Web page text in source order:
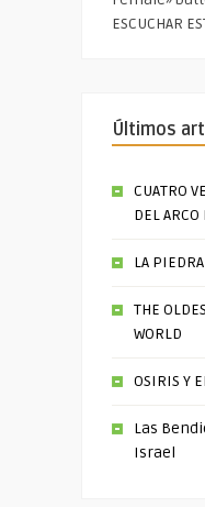
ESCUCHAR
Últimos
CUATRO
DEL ARCO
LA
THE
WORLD
OSIRIS Y
Las
Israel